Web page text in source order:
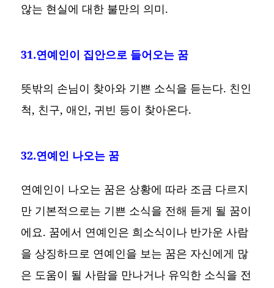
않는 현실에 대한 불만의 의미.
31.연예인이 집안으로 들어오는 꿈
뜻밖의 손님이 찾아와 기쁜 소식을 듣는다. 친인
척, 친구, 애인, 귀빈 등이 찾아온다.
32.연예인 나오는 꿈
연예인이 나오는 꿈은 상황에 따라 조금 다르지
만 기본적으로는 기쁜 소식을 전해 듣게 될 꿈이
에요. 꿈에서 연예인은 희소식이나 반가운 사람
을 상징하므로 연예인을 보는 꿈은 자신에게 많
은 도움이 될 사람을 만나거나 유익한 소식을 전